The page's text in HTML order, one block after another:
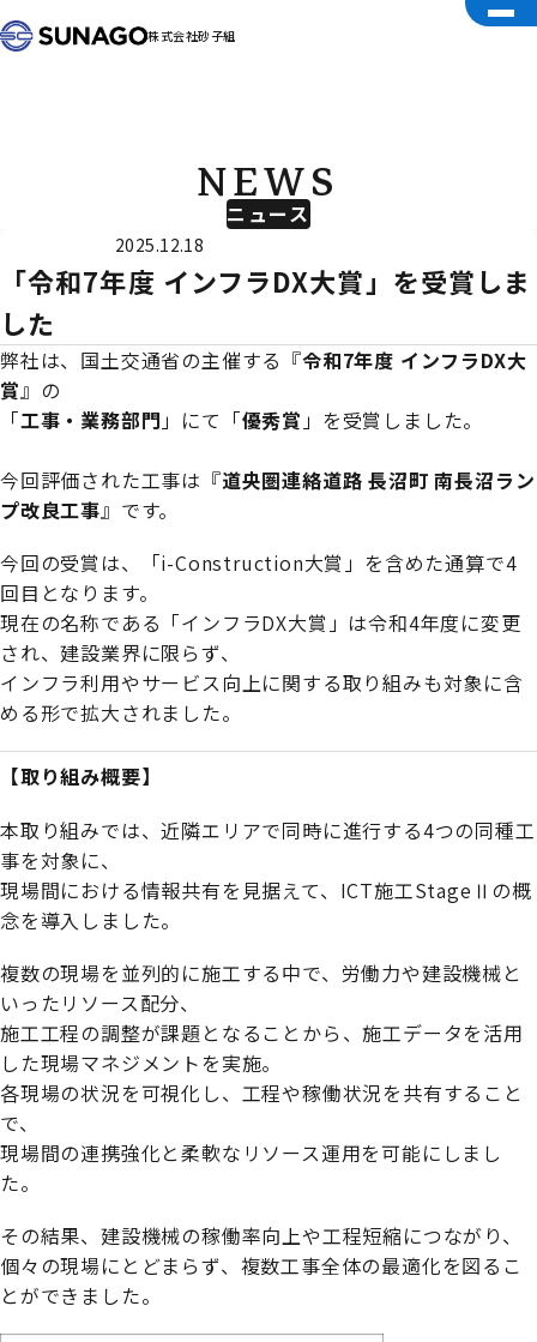
株式会社砂子組
ニュース
NEWS
2025.12.18
「令和7年度 インフラDX大賞」を受賞しま
した
弊社は、国土交通省の主催する『令和7年度 インフラDX大
賞』の
「工事・業務部門 」にて「優秀賞 」を受賞しました。
今回評価された工事は『道央圏連絡道路 長沼町 南長沼ラン
プ改良工事』です。
今回の受賞は、「i-Construction大賞」を含めた通算で4
回目となります。
現在の名称である「インフラDX大賞」は令和4年度に変更
され、建設業界に限らず、
インフラ利用やサービス向上に関する取り組みも対象に含
める形で拡大されました。
【取り組み概要】
本取り組みでは、近隣エリアで同時に進行する4つの同種工
事を対象に、
現場間における情報共有を見据えて、ICT施工StageⅡの概
念を導入しました。
複数の現場を並列的に施工する中で、労働力や建設機械と
いったリソース配分、
施工工程の調整が課題となることから、施工データを活用
した現場マネジメントを実施。
各現場の状況を可視化し、工程や稼働状況を共有すること
で、
現場間の連携強化と柔軟なリソース運用を可能にしまし
た。
その結果、建設機械の稼働率向上や工程短縮につながり、
個々の現場にとどまらず、複数工事全体の最適化を図るこ
とができました。